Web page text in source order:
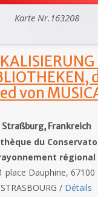
Karte Nr.163208
von
Straßburg, Frankreich
du
régional
place Dauphine, 67100
STRASBOURG / Détails